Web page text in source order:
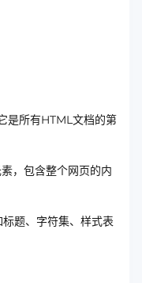
是所有HTML文档的第
，包含整个网页的内
题、字符集、样式表